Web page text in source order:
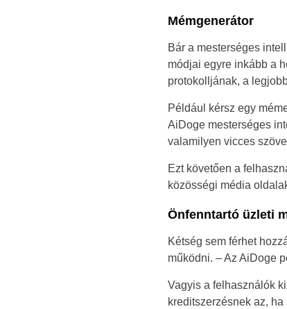
Mémgenerátor
Bár a mesterséges
módjai egyre inkább a
protokolljának, a
Például kérsz egy
AiDoge mesterséges
valamilyen vicces
Ezt követően a
közösségi média
Önfenntartó üzleti
Kétség sem férhet
működni. – Az AiDoge
Vagyis a felhasználók
kreditszerzésnek az,